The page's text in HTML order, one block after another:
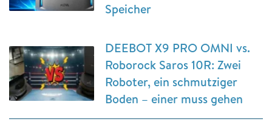
Speicher
DEEBOT X9 PRO OMNI vs.
Roborock Saros 10R: Zwei
Roboter, ein schmutziger
Boden – einer muss gehen